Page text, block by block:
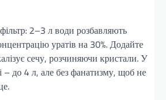
2–3 л води розбавляють
уратів на 30%. Додайте
сечу, розчиняючи кристали. У
– до 4 л, але без фанатизму, щоб не